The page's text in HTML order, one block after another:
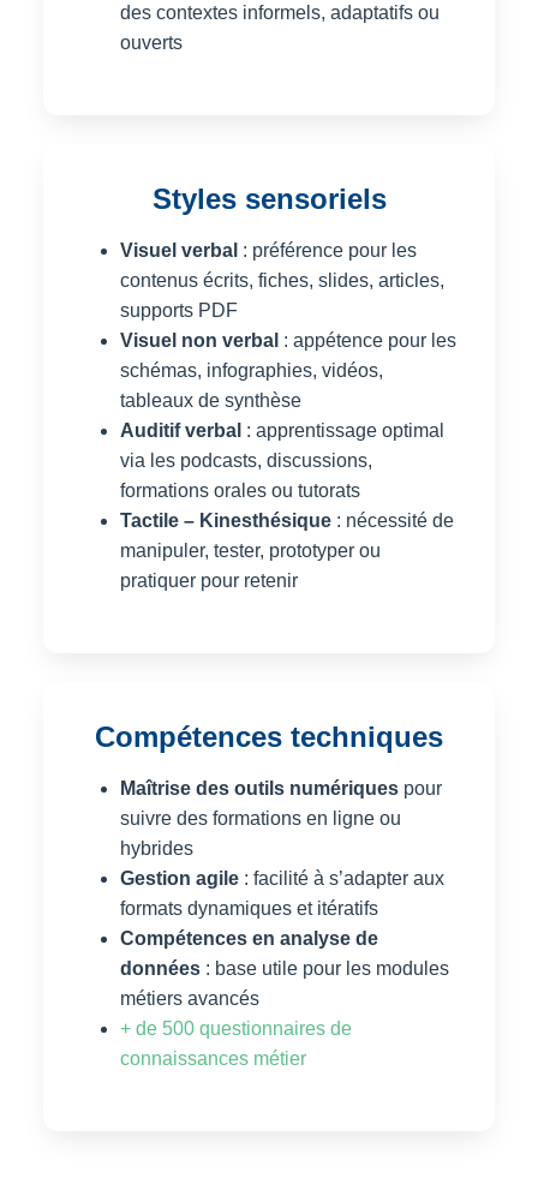
des contextes informels, adaptatifs ou
ouverts
Styles sensoriels
Visuel verbal : préférence pour les
contenus écrits, fiches, slides, articles,
supports PDF
Visuel non verbal : appétence pour les
schémas, infographies, vidéos,
tableaux de synthèse
Auditif verbal : apprentissage optimal
via les podcasts, discussions,
formations orales ou tutorats
Tactile – Kinesthésique : nécessité de
manipuler, tester, prototyper ou
pratiquer pour retenir
Compétences techniques
Maîtrise des outils numériques pour
suivre des formations en ligne ou
hybrides
Gestion agile : facilité à s’adapter aux
formats dynamiques et itératifs
Compétences en analyse de
données : base utile pour les modules
métiers avancés
+ de 500 questionnaires de
connaissances métier